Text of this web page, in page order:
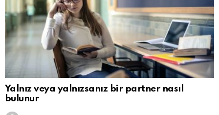
Yalnız veya yalnızsanız bir partner nasıl
bulunur